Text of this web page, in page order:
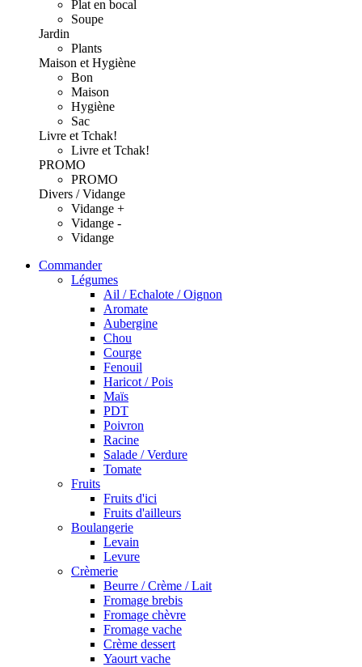
Plat en bocal
Soupe
Jardin
Plants
Maison et Hygiène
Bon
Maison
Hygiène
Sac
Livre et Tchak!
Livre et Tchak!
PROMO
PROMO
Divers / Vidange
Vidange +
Vidange -
Vidange
Commander
Légumes
Ail / Echalote / Oignon
Aromate
Aubergine
Chou
Courge
Fenouil
Haricot / Pois
Maïs
PDT
Poivron
Racine
Salade / Verdure
Tomate
Fruits
Fruits d'ici
Fruits d'ailleurs
Boulangerie
Levain
Levure
Crèmerie
Beurre / Crème / Lait
Fromage brebis
Fromage chèvre
Fromage vache
Crème dessert
Yaourt vache